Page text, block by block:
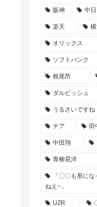
阪神 中日
楽天
オリックス
ソフトバンク
根尾昂
ダルビッシュ
うるさいですね
チア 田
中田翔
青柳晃洋
「〇〇も形に
ねえ~」
UZR